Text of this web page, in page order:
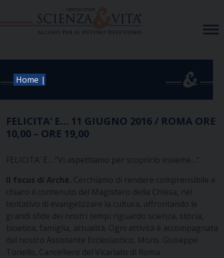
Home |
FELICITA’ E… 11 GIUGNO 2016 / ROMA ORE
10,00 – ORE 19,00
FELICITA’ E… “Vi aspettiamo per scoprirlo insieme…”
Il focus di Archè. Cerchiamo di rendere comprensibile e
chiaro il contenuto del Magistero della Chiesa, nel
tentativo di evangelizzare la cultura, affrontando le
grandi sfide dei nostri tempi riguardo scienza, storia,
bioetica, famiglia, attualità. Ogni attività è accompagnata
dal nostro Assistente Ecclesiastico, Mons. Giuseppe
Tonello, Cancelliere del Vicariato di Roma.